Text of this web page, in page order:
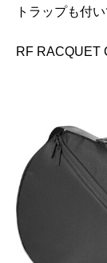
トラップも付い
RF RACQUET